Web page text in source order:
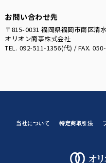
お問い合わせ先
〒815-0031 福岡県福岡市南区清
オリオン商事株式会社
TEL. 092-511-1356(代) / FAX.
当社について 特定商取引法